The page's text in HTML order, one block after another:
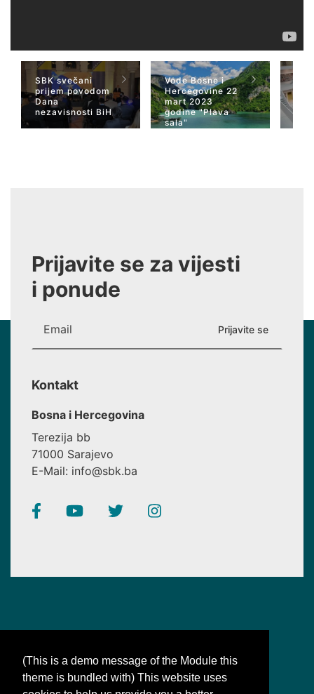
(This is a demo message of the Module this
theme is bundled with) This website uses
SBK svečani
prijem povodom
Dana
nezavisnosti BiH
Vode Bosne i
Hercegovine 22
mart 2023
godine "Plava
sala"
Prijavite se za vijesti
i ponude
Kontakt
Bosna i Hercegovina
Terezija bb
71000 Sarajevo
E-Mail: info@sbk.ba